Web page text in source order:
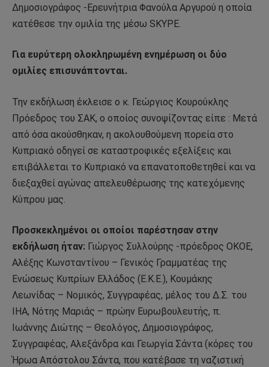
Δημοσιογράφος -Ερευνήτρια Φανούλα Αργυρού η οποία
κατέθεσε την ομιλία της μέσω SKYPE.
Για ευρύτερη ολοκληρωμένη ενημέρωση οι δύο
ομιλίες επισυνάπτονται.
Την εκδήλωση έκλεισε ο κ. Γεώργιος Κουρούκλης
Πρόεδρος του ΣΑΚ, ο οποίος συνοψίζοντας είπε : Μετά
από όσα ακούσθηκαν, η ακολουθούμενη πορεία στο
Κυπριακό οδηγεί σε καταστροφικές εξελίξεις και
επιβάλλεται το Κυπριακό να επανατοποθετηθεί και να
διεξαχθεί αγώνας απελευθέρωσης της κατεχόμενης
Κύπρου μας.
Προσκεκλημένοι οι οποίοι παρέστησαν στην
εκδήλωση ήταν: Γιώργος Συλλούρης -πρόεδρος ΟΚΟΕ,
Αλέξης Κωνσταντίνου – Γενικός Γραμματέας της
Ενώσεως Κυπρίων Ελλάδος (Ε.Κ.Ε.), Κουμάκης
Λεωνίδας – Νομικός, Συγγραφέας, μέλος του Δ.Σ. του
ΙΗΑ, Νότης Μαριάς – πρώην Ευρωβουλευτής, π.
Ιωάννης Διώτης – Θεολόγος, Δημοσιογράφος,
Συγγραφέας, Αλεξάνδρα και Γεωργία Σάντα (κόρες του
Ήρωα Απόστολου Σάντα, που κατέβασε τη ναζιστική